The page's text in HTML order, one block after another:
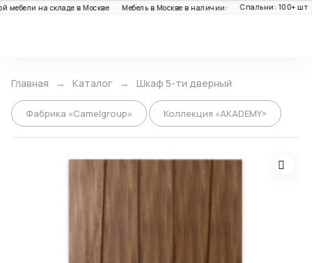
на складе в Москве Мебель в Москве в наличии: Спальни: 100+ шт
Главная Каталог Шкаф 5-ти дверный
Фабрика «Camelgroup» Коллекция «AKADEMY»